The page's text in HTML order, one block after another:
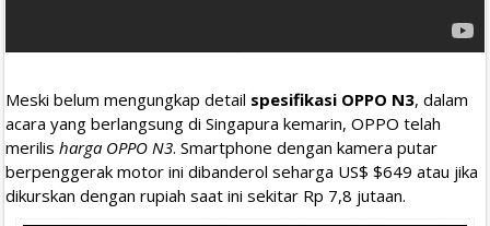
Meski belum mengungkap detail spesifikasi OPPO N3, dalam
acara yang berlangsung di Singapura kemarin, OPPO telah
merilis harga OPPO N3. Smartphone dengan kamera putar
berpenggerak motor ini dibanderol seharga US$ $649 atau jika
dikurskan dengan rupiah saat ini sekitar Rp 7,8 jutaan.